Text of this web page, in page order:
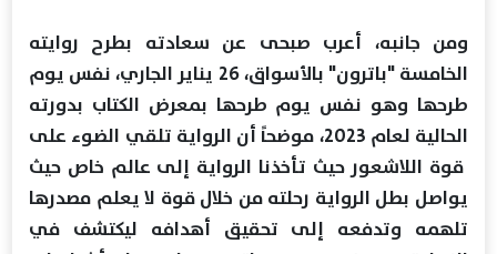
ومن جانبه، أعرب صبحى عن سعادته بطرح روايته
الخامسة "باترون" بالأسواق، 26 يناير الجاري، نفس يوم
طرحها وهو نفس يوم طرحها بمعرض الكتاب بدورته
الحالية لعام 2023، موضحاً أن الرواية تلقي الضوء على
قوة اللاشعور حيث تأخذنا الرواية إلى عالم خاص حيث
يواصل بطل الرواية رحلته من خلال قوة لا يعلم مصدرها
تلهمه وتدفعه إلى تحقيق أهدافه ليكتشف في